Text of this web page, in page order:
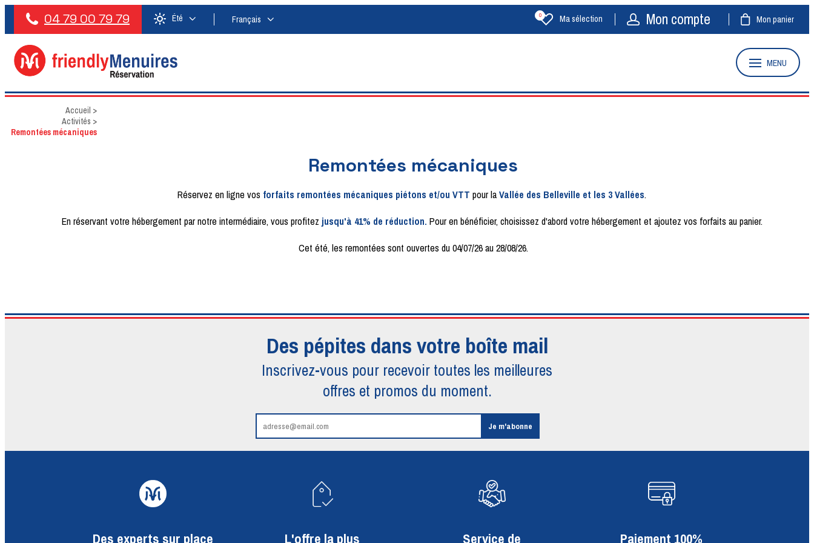
04 79 00 79 79 Été Français Ma sélection
0 Mon compte Mon panier
MENU
Accueil >
Activités >
Remontées mécaniques
Remontées mécaniques
Réservez en ligne vos forfaits remontées mécaniques piétons et/ou VTT pour laVallée des Belleville et les 3 Vallées.
En réservant votre hébergement par notre intermédiaire, vous profitez jusqu'à 41% de réduction. Pour en bénéficier, choisissez d'abord votre hébergement et ajoutez vos forfaits au panier.
Cet été, les remontées sont ouvertes du 04/07/26 au 28/08/26.
Des pépites dans votre boîte mail
Inscrivez-vous pour recevoir toutes les meilleures
offres et promos du moment.
Des experts sur place L'offre la plus Service de Paiement 100%